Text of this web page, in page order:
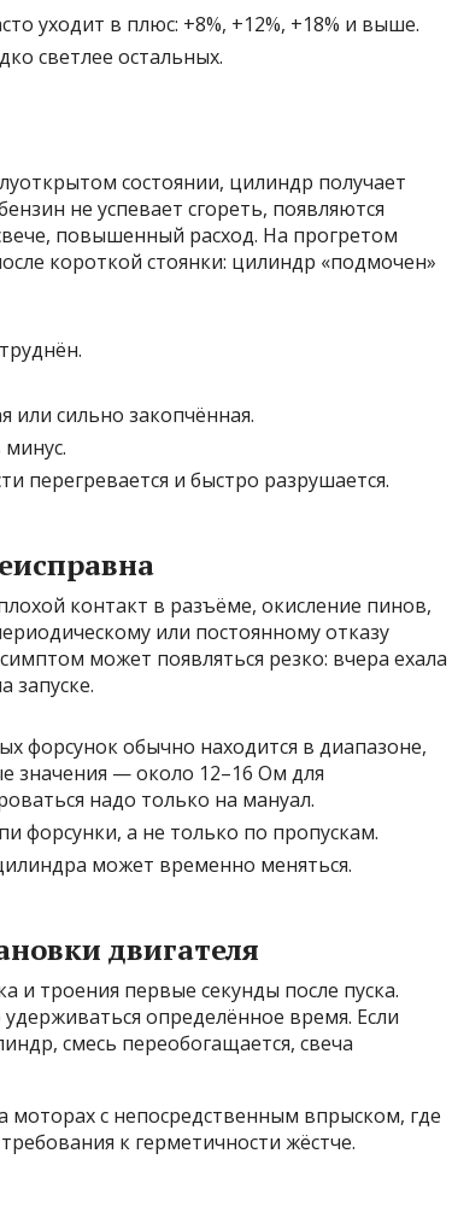
уходит в плюс: +8%, +12%, +18% и выше.
светлее остальных.
состоянии, цилиндр получает
не успевает сгореть, появляются
повышенный расход. На прогретом
короткой стоянки: цилиндр «подмочен»
сильно закопчённая.
перегревается и быстро разрушается.
контакт в разъёме, окисление пинов,
или постоянному отказу
может появляться резко: вчера ехала
запуске.
форсунок обычно находится в диапазоне,
значения — около 12–16 Ом для
надо только на мануал.
форсунки, а не только по пропускам.
может временно меняться.
двигателя
и троения первые секунды после пуска.
определённое время. Если
смесь переобогащается, свеча
с непосредственным впрыском, где
к герметичности жёстче.